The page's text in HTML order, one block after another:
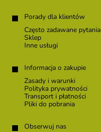
Porady dla klientów
Często zadawane pytania
Sklep
Inne usługi
Informacja o zakupie
Zasady i warunki
Polityka prywatności
Transport i płatności
Pliki do pobrania
Obserwuj nas